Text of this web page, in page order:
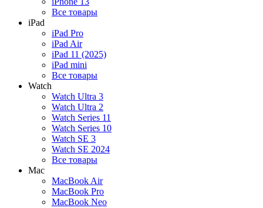
Все товары
iPad
iPad Pro
iPad Air
iPad 11 (2025)
iPad mini
Все товары
Watch
Watch Ultra 3
Watch Ultra 2
Watch Series 11
Watch Series 10
Watch SE 3
Watch SE 2024
Все товары
Mac
MacBook Air
MacBook Pro
MacBook Neo